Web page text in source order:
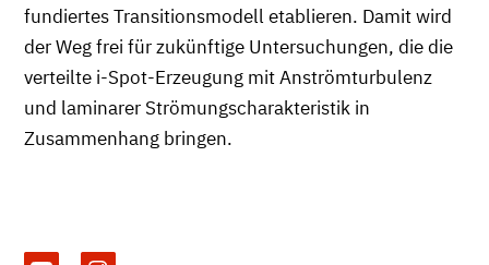
fundiertes Transitionsmodell etablieren. Damit wird
der Weg frei für zukünftige Untersuchungen, die die
verteilte i-Spot-Erzeugung mit Anströmturbulenz
und laminarer Strömungscharakteristik in
Zusammenhang bringen.